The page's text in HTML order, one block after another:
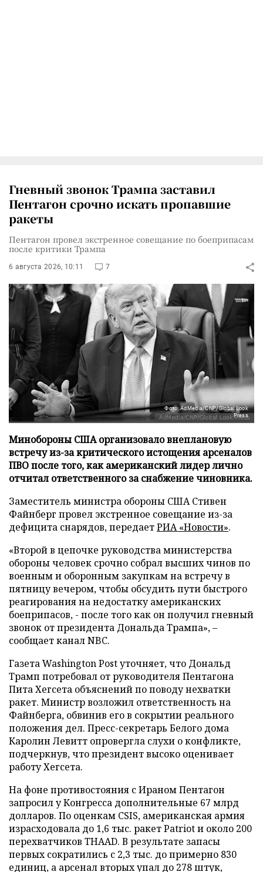
Гневный звонок Трампа заставил
Пентагон срочно искать пропавшие
ракеты
Пентагон провел экстренное совещание по боеприпасам
после критики Трампа
6 августа 2026, 10:11 7
Фото: AdMedia/CNP/Global Look
Press
Минобороны США организовало внеплановую
встречу из-за критического истощения арсеналов
ПВО после того, как американский лидер лично
отчитал ответственного за снабжение чиновника.
Заместитель министра обороны США Стивен
Файнберг провел экстренное совещание из-за
дефицита снарядов, передаетРИА «Новости».
«Второй в цепочке руководства министерства
обороны человек срочно собрал высших чинов по
военным и оборонным закупкам на встречу в
пятницу вечером, чтобы обсудить пути быстрого
реагирования на недостатку американских
боеприпасов, - после того как он получил гневный
звонок от президента Дональда Трампа», –
сообщает канал NBC.
Газета Washington Post уточняет, что Дональд
Трамп потребовал от руководителя Пентагона
Пита Хегсета объяснений по поводу нехватки
ракет. Министр возложил ответственность на
Файнберга, обвинив его в сокрытии реального
положения дел. Пресс-секретарь Белого дома
Каролин Левитт опровергла слухи о конфликте,
подчеркнув, что президент высоко оценивает
работу Хегсета.
На фоне противостояния с Ираном Пентагон
запросил у Конгресса дополнительные 67 млрд
долларов. По оценкам CSIS, американская армия
израсходовала до 1,6 тыс. ракет Patriot и около 200
перехватчиков THAAD. В результате запасы
первых сократились с 2,3 тыс. до примерно 830
единиц, а арсенал вторых упал до 278 штук,